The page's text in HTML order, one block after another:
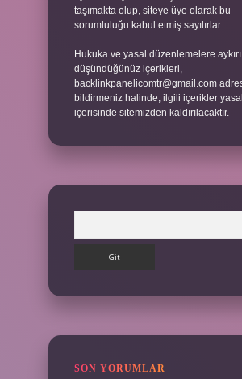
taşımakta olup, siteye üye olarak bu
sorumluluğu kabul etmiş sayılırlar.
Hukuka ve yasal düzenlemelere
düşündüğünüz içerikleri,
backlinkpanelicomtr@gmail.com
bildirmeniz halinde, ilgili içerikler
içerisinde sitemizden kaldırılacaktır.
SON YORUMLAR